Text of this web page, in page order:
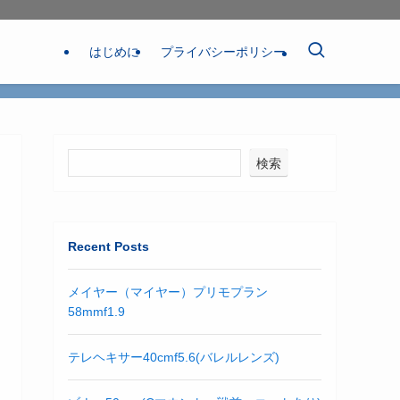
はじめに プライバシーポリシー
検索
Recent Posts
メイヤー（マイヤー）プリモプラン
58mmf1.9
テレヘキサー40cmf5.6(バレルレンズ)